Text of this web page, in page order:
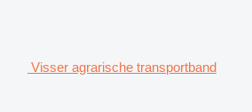
Visser agrarische transportband